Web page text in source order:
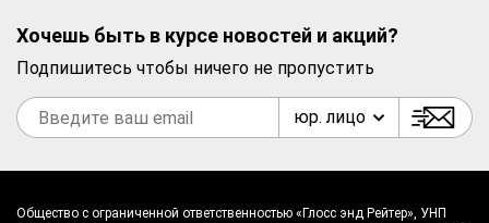
Хочешь быть в курсе новостей и акций?
Подпишитесь чтобы ничего не пропустить
юр. лицо
Общество с ограниченной ответственностью «Глосс энд Рейтер», УНП